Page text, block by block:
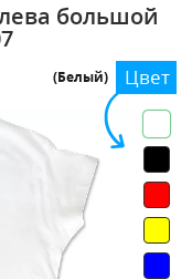
большой
Цвет
(Белый)